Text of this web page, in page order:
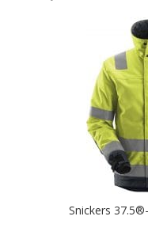
Snickers